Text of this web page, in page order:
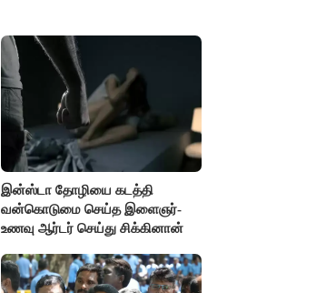
இன்ஸ்டா தோழியை கடத்தி
வன்கொடுமை செய்த இளைஞர்-
உணவு ஆர்டர் செய்து சிக்கினான்